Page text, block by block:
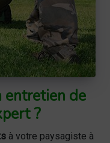
entretien de
?
à votre paysagiste à